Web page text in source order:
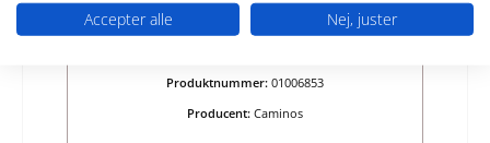
Caminos Harmonie afdækningsplade
Produktnummer: 01006853
Producent: Caminos
Accepter alle Nej, juster